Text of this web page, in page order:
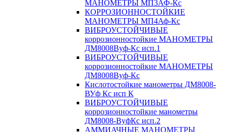
МАНОМЕТРЫ МП3АФ-Кс
КОРРОЗИОННОСТОЙКИЕ
МАНОМЕТРЫ МП4Аф-Кс
ВИБРОУСТОЙЧИВЫЕ
коррозионностойкие МАНОМЕТРЫ
ДМ8008Вуф-Кс исп.1
ВИБРОУСТОЙЧИВЫЕ
коррозионностойкие МАНОМЕТРЫ
ДМ8008Вуф-Кс
Кислотостойкие манометры ДМ8008-
ВУф Кс исп К
ВИБРОУСТОЙЧИВЫЕ
коррозионностойкие манометры
ДМ8008-ВуфКс исп.2
АММИАЧНЫЕ МАНОМЕТРЫ